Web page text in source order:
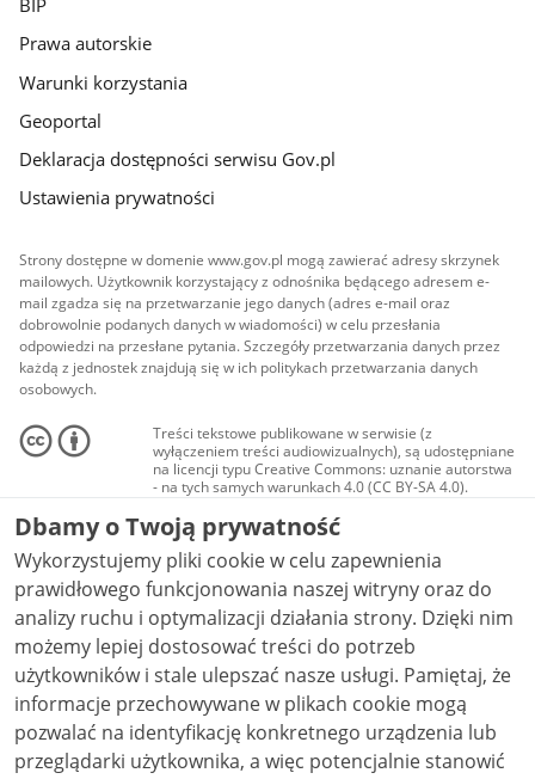
BIP
Prawa autorskie
Warunki korzystania
Geoportal
Deklaracja dostępności serwisu Gov.pl
Ustawienia prywatności
Strony dostępne w domenie www.gov.pl mogą zawierać adresy skrzynek
mailowych. Użytkownik korzystający z odnośnika będącego adresem e-
mail zgadza się na przetwarzanie jego danych (adres e-mail oraz
dobrowolnie podanych danych w wiadomości) w celu przesłania
odpowiedzi na przesłane pytania. Szczegóły przetwarzania danych przez
każdą z jednostek znajdują się w ich politykach przetwarzania danych
osobowych.
Treści tekstowe publikowane w serwisie (z
wyłączeniem treści audiowizualnych), są udostępniane
na licencji typu Creative Commons: uznanie autorstwa
- na tych samych warunkach 4.0 (CC BY-SA 4.0).
Materiały audiowizualne, w tym zdjęcia, materiały
audio i wideo, są udostępniane na licencji typu
Creative Commons: uznanie autorstwa użycie
niekomercyjne - bez utworów zależnych 4.0 (CC BY-
NC-ND 4.0), o ile nie jest to stwierdzone inaczej.
Dbamy o Twoją prywatność
Wykorzystujemy pliki cookie w celu zapewnienia
prawidłowego funkcjonowania naszej witryny oraz do
analizy ruchu i optymalizacji działania strony. Dzięki nim
możemy lepiej dostosować treści do potrzeb
użytkowników i stale ulepszać nasze usługi. Pamiętaj, że
informacje przechowywane w plikach cookie mogą
pozwalać na identyfikację konkretnego urządzenia lub
przeglądarki użytkownika, a więc potencjalnie stanowić